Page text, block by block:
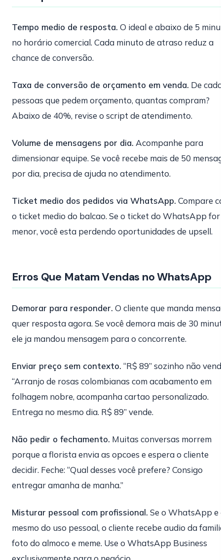
Tempo medio de resposta. O ideal e abaixo de 5
no horário comercial. Cada minuto de atraso reduz a
chance de conversão.
Taxa de conversão de orçamento em venda. De
pessoas que pedem orçamento, quantas compram?
Abaixo de 40%, revise o script de atendimento.
Volume de mensagens por dia. Acompanhe para
dimensionar equipe. Se você recebe mais de 50
por dia, precisa de ajuda no atendimento.
Ticket medio dos pedidos via WhatsApp. Compare
o ticket medio do balcao. Se o ticket do WhatsApp for
menor, você esta perdendo oportunidades de upsell.
Erros Que Matam Vendas no WhatsApp
Demorar para responder. O cliente que manda
quer resposta agora. Se você demora mais de 30
ele ja mandou mensagem para o concorrente.
Enviar preço sem contexto. “R$ 89” sozinho não
“Arranjo de rosas colombianas com acabamento em
folhagem nobre, acompanha cartao personalizado.
Entrega no mesmo dia. R$ 89” vende.
Não pedir o fechamento. Muitas conversas morrem
porque a florista envia as opcoes e espera o cliente
decidir. Feche: “Qual desses você prefere? Consigo
entregar amanha de manha.”
Misturar pessoal com profissional. Se o WhatsApp e
mesmo do uso pessoal, o cliente recebe audio da
foto do almoco e meme. Use o WhatsApp Business